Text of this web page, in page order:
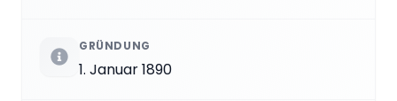
GRÜNDUNG
1. Januar 1890